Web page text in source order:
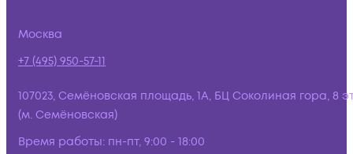
Москва
+7 (495) 950-57-11
107023, Семёновская площадь, 1А, БЦ Соколиная гора, 8
(м. Семёновская)
Время работы: пн-пт, 9:00 - 18:00